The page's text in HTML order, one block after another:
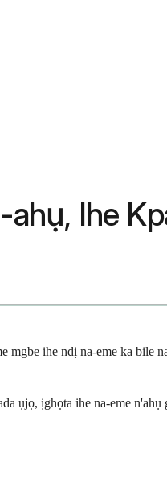
Ihe
ihe ndị na-eme ka bile
ụjọ, ịghọta ihe na-eme